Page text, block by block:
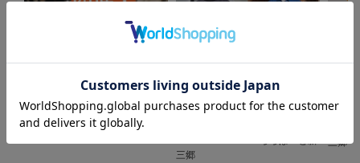
サマーセールを開催中!!!
UNION STATION
UNION STATION 新宿マルイMEN
「MAX50%OFF SALE」 SALE品し
か紹介しません。
三郷
三郷